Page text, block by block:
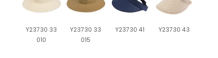
Y23730 33
010
Y23730 33
015
Y23730 41 Y23730 43